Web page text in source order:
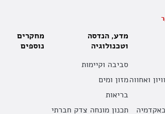
ואחווה
מדע, הנדסה
וטכנולוגיה
סביבה וקיימות
מזון ומים
בריאות
תכנון מונחה צדק חברתי
מחקרים
נוספים